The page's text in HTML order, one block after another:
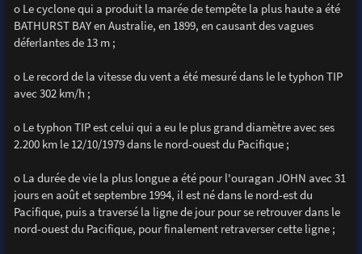
o Le cyclone qui a produit la marée de tempête la plus haute a été
BATHURST BAY en Australie, en 1899, en causant des vagues
déferlantes de 13 m ;
o Le record de la vitesse du vent a été mesuré dans le le typhon TIP
avec 302 km/h ;
o Le typhon TIP est celui qui a eu le plus grand diamètre avec ses
2.200 km le 12/10/1979 dans le nord-ouest du Pacifique ;
o La durée de vie la plus longue a été pour l'ouragan JOHN avec 31
jours en août et septembre 1994, il est né dans le nord-est du
Pacifique, puis a traversé la ligne de jour pour se retrouver dans le
nord-ouest du Pacifique, pour finalement retraverser cette ligne ;